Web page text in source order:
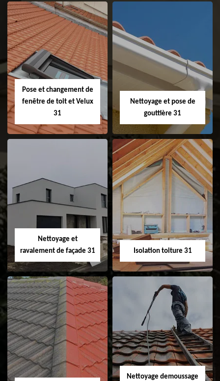
Couvreur 31
Etanchéité de
faitage et faitière
31
Pose et changement de
fenêtre de toit et Velux
31
Pose et
changement de
fenêtre de toit et
Velux 31
Nettoyage et pose de
gouttière 31
Nettoyage et pose
Nettoyage et
ravalement de façade 31
Nettoyage et
ravalement de
façade 31
Isolation toiture 31
Isolation toiture 31
Nettoyage demoussage